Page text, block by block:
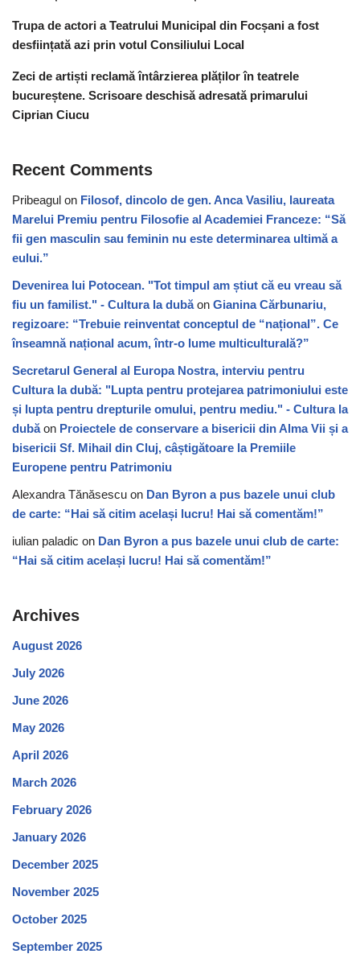
Trupa de actori a Teatrului Municipal din Focșani a fost
desființată azi prin votul Consiliului Local
Zeci de artiști reclamă întârzierea plăților în teatrele
bucureștene. Scrisoare deschisă adresată primarului
Ciprian Ciucu
Recent Comments
Pribeagul on Filosof, dincolo de gen. Anca Vasiliu, laureata
Marelui Premiu pentru Filosofie al Academiei Franceze: “Să
fii gen masculin sau feminin nu este determinarea ultimă a
eului.”
Devenirea lui Potocean. "Tot timpul am știut că eu vreau să
fiu un familist." - Cultura la dubăon Gianina Cărbunariu,
regizoare: “Trebuie reinventat conceptul de “național”. Ce
înseamnă național acum, într-o lume multiculturală?”
Secretarul General al Europa Nostra, interviu pentru
Cultura la dubă: "Lupta pentru protejarea patrimoniului este
și lupta pentru drepturile omului, pentru mediu." - Cultura la
dubăon Proiectele de conservare a bisericii din Alma Vii și a
bisericii Sf. Mihail din Cluj, câștigătoare la Premiile
Europene pentru Patrimoniu
Alexandra Tănăsescu on Dan Byron a pus bazele unui club
de carte: “Hai să citim același lucru! Hai să comentăm!”
iulian paladic on Dan Byron a pus bazele unui club de carte:
“Hai să citim același lucru! Hai să comentăm!”
Archives
August 2026
July 2026
June 2026
May 2026
April 2026
March 2026
February 2026
January 2026
December 2025
November 2025
October 2025
September 2025